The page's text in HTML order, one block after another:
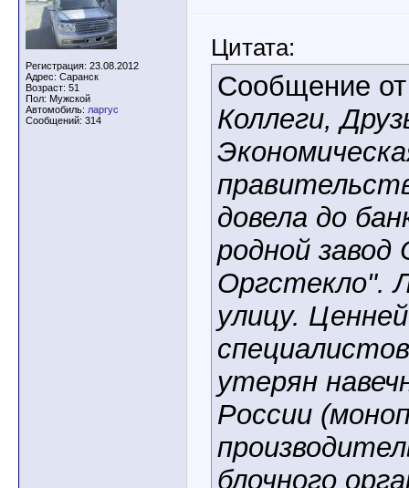
Регистрация: 23.08.2012
Адрес: Саранск
Возраст: 51
Пол: Мужской
Автомобиль: ларгус
Сообщений: 314
Цитата:
Сообщение
Коллеги,
довела до
родной
Оргстекло".
улицу.
утерян
России
блочного